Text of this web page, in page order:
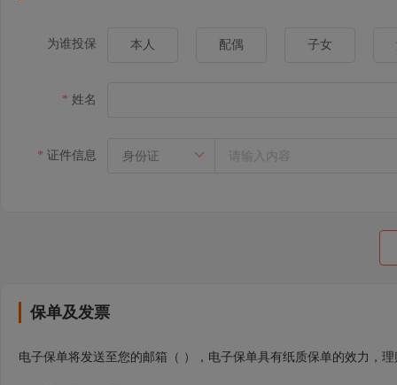
为谁投保 本人 配偶 子女
姓名
证件信息
保单及发票
电子保单将发送至您的邮箱（ ），电子保单具有纸质保单的效力，